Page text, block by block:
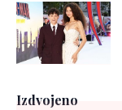
Izdvojeno